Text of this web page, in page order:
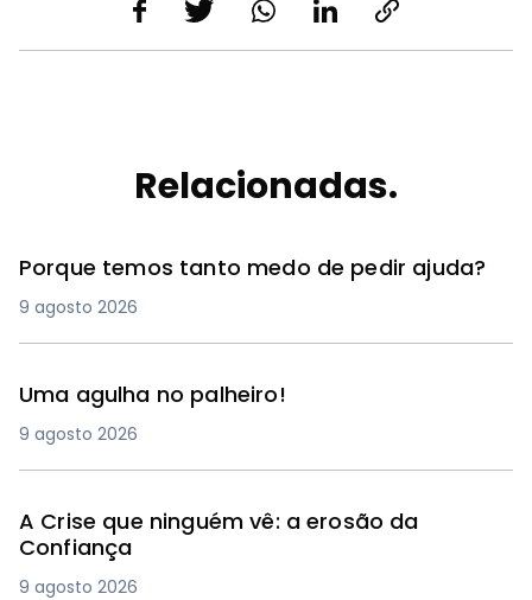
Relacionadas.
Porque temos tanto medo de pedir ajuda?
9 agosto 2026
Uma agulha no palheiro!
9 agosto 2026
A Crise que ninguém vê: a erosão da
Confiança
9 agosto 2026